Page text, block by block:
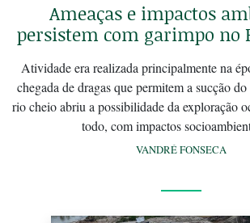
Ameaças e impactos
persistem com garimpo no
Atividade era realizada principalmente na
chegada de dragas que permitem a sucção
rio cheio abriu a possibilidade da exploração
todo, com impactos
VANDRÉ FONSECA